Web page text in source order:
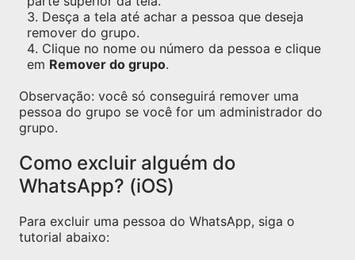
Desça a tela até achar a pessoa que deseja
remover do grupo.
Clique no nome ou número da pessoa e clique
em Remover do grupo.
Observação: você só conseguirá remover uma
pessoa do grupo se você for um administrador do
grupo.
Como excluir alguém do
WhatsApp? (iOS)
Para excluir uma pessoa do WhatsApp, siga o
tutorial abaixo: